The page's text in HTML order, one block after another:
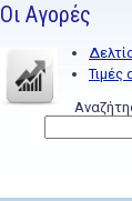
Οι Αγορές
Τιμές